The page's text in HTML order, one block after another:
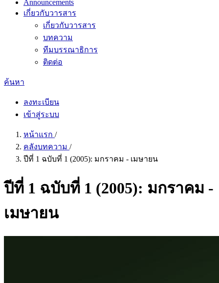
Announcements
เกี่ยวกับวารสาร
เกี่ยวกับวารสาร
บทความ
ทีมบรรณาธิการ
ติดต่อ
ค้นหา
ลงทะเบียน
เข้าสู่ระบบ
หน้าแรก /
คลังบทความ /
ปีที่ 1 ฉบับที่ 1 (2005): มกราคม - เมษายน
ปีที่ 1 ฉบับที่ 1 (2005): มกราคม -
เมษายน